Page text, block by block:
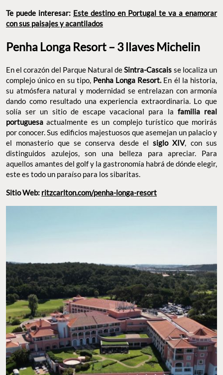
Te puede interesar: Este destino en Portugal te va a enamorar
con sus paisajes y acantilados
Penha Longa Resort – 3 llaves Michelin
En el corazón del Parque Natural deSintra-Cascais se localiza un
complejo único en su tipo, Penha Longa Resort. En él la historia,
su atmósfera natural y modernidad se entrelazan con armonía
dando como resultado una experiencia extraordinaria. Lo que
solía ser un sitio de escape vacacional para la familia real
portuguesaactualmente es un complejo turístico que morirás
por conocer. Sus edificios majestuosos que asemejan un palacio y
el monasterio que se conserva desde elsiglo XIV, con sus
distinguidos azulejos, son una belleza para apreciar. Para
aquellos amantes del golf y la gastronomía habrá de dónde elegir,
este es todo un paraíso para los sibaritas.
Sitio Web: ritzcarlton.com/penha-longa-resort